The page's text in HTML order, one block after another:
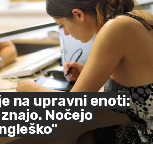
na upravni enoti:
Nočejo